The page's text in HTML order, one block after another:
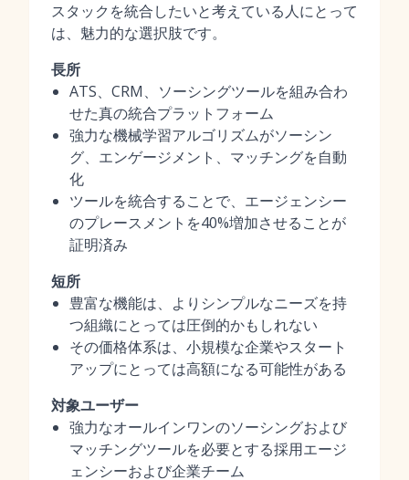
スタックを統合したいと考えている人にとって
は、魅力的な選択肢です。
長所
ATS、CRM、ソーシングツールを組み合わ
せた真の統合プラットフォーム
強力な機械学習アルゴリズムがソーシン
グ、エンゲージメント、マッチングを自動
化
ツールを統合することで、エージェンシー
のプレースメントを40%増加させることが
証明済み
短所
豊富な機能は、よりシンプルなニーズを持
つ組織にとっては圧倒的かもしれない
その価格体系は、小規模な企業やスタート
アップにとっては高額になる可能性がある
対象ユーザー
強力なオールインワンのソーシングおよび
マッチングツールを必要とする採用エージ
ェンシーおよび企業チーム